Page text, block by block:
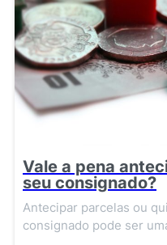
Vale a pena
seu consignado?
Antecipar parcelas ou
consignado pode ser